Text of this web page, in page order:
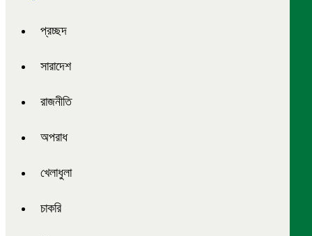
প্রচ্ছদ
সারাদেশ
রাজনীতি
অপরাধ
খেলাধুলা
চাকরি